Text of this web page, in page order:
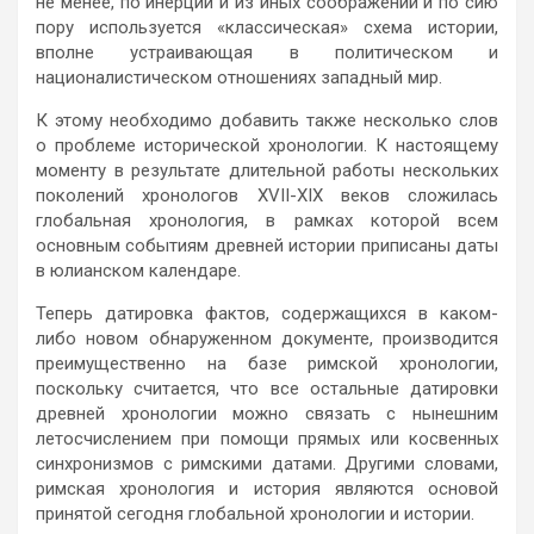
пору используется «классическая» схема истории,
вполне устраивающая в политическом и
националистическом отношениях западный мир.
К этому необходимо добавить также несколько слов
о проблеме исторической хронологии. К настоящему
моменту в результате длительной работы нескольких
поколений хронологов XVII-XIX веков сложилась
глобальная хронология, в рамках которой всем
основным событиям древней истории приписаны даты
в юлианском календаре.
Теперь датировка фактов, содержащихся в каком-
либо новом обнаруженном документе, производится
преимущественно на базе римской хронологии,
поскольку считается, что все остальные датировки
древней хронологии можно связать с нынешним
летосчислением при помощи прямых или косвенных
синхронизмов с римскими датами. Другими словами,
римская хронология и история являются основой
принятой сегодня глобальной хронологии и истории.